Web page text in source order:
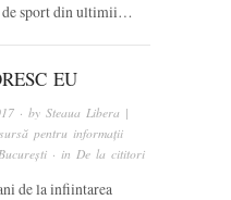
de sport din ultimii…
EU
· bySteaua Libera |
pentru informații
· inDe la cititori
de la infiintarea